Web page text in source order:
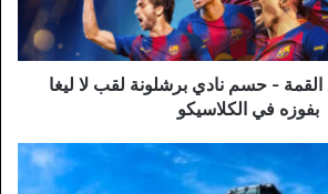
القمة - حسم نادي برشلونة لقب لا ليغا
بفوزه في الكلاسيكو